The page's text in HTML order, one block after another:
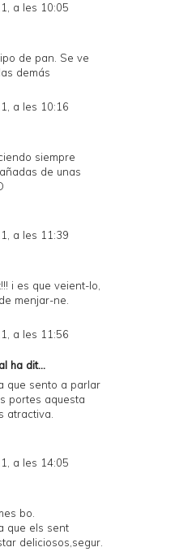
a les 10:05
de pan. Se ve
demás
a les 10:16
siempre
de unas
a les 11:39
i es que veient-lo,
menjar-ne.
a les 11:56
ha dit...
que sento a parlar
portes aquesta
atractiva.
a les 14:05
bo.
que els sent
deliciosos,segur.